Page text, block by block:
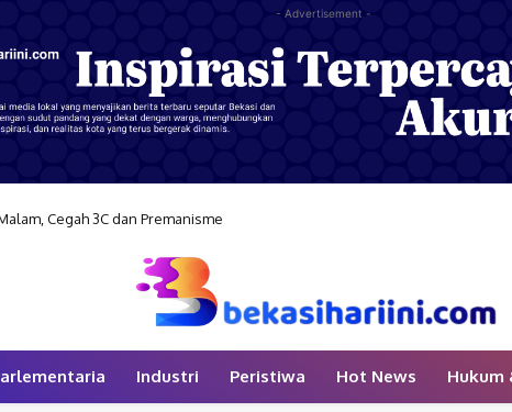
- Advertisement -
Cegah 3C dan Premanisme
Industri Peristiwa Hot News Hukum